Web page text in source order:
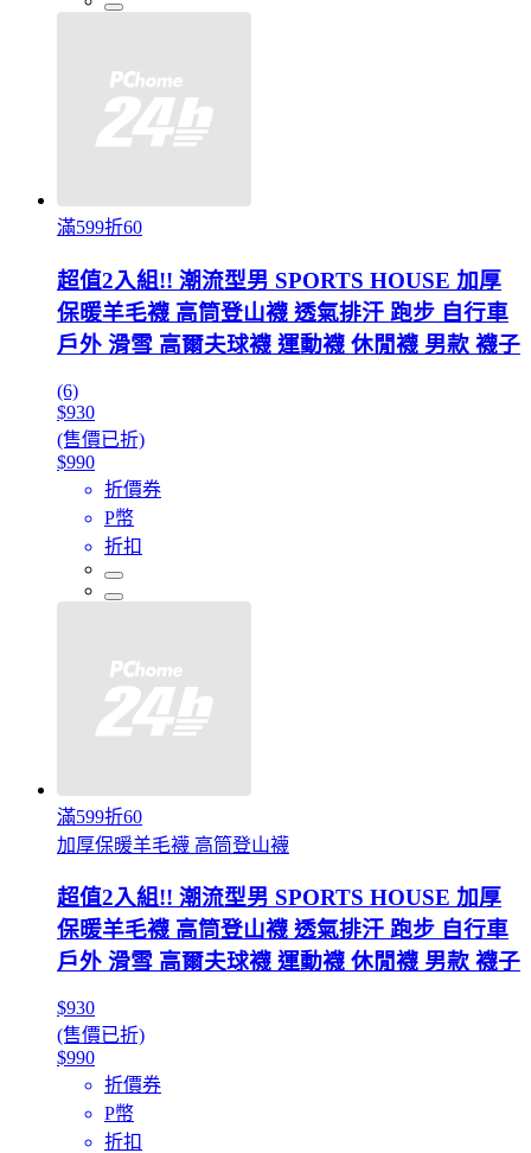
滿599折60
超值2入組!! 潮流型男 SPORTS HOUSE 加厚
保暖羊毛襪 高筒登山襪 透氣排汗 跑步 自行車
戶外 滑雪 高爾夫球襪 運動襪 休閒襪 男款 襪子
(6)
$930
(售價已折)
$990
折價券
P幣
折扣
滿599折60
加厚保暖羊毛襪 高筒登山襪
超值2入組!! 潮流型男 SPORTS HOUSE 加厚
保暖羊毛襪 高筒登山襪 透氣排汗 跑步 自行車
戶外 滑雪 高爾夫球襪 運動襪 休閒襪 男款 襪子
$930
(售價已折)
$990
折價券
P幣
折扣